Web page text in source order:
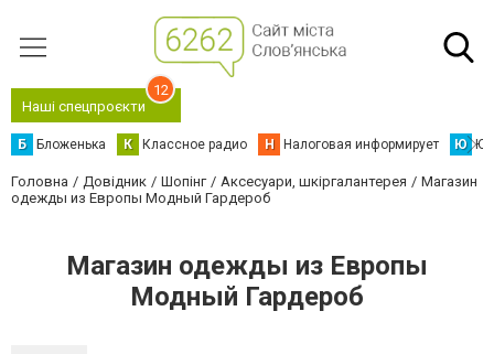
Наші спецпроєкти
12
Б Бложенька К Классное радио Н Налоговая информирует Ю
Головна Довідник Шопінг Аксесуари, шкіргалантерея
Магазин
одежды из Европы Модный Гардероб
Магазин одежды из Европы
Модный Гардероб